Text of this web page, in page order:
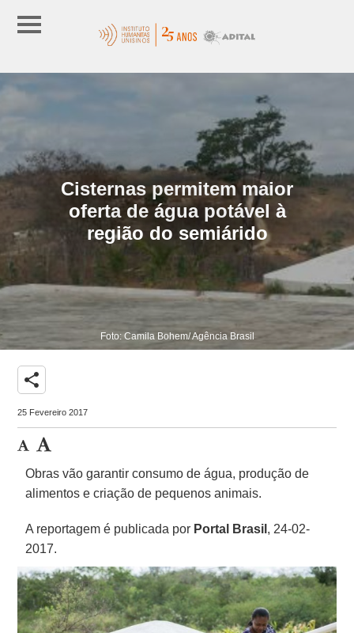
Cisternas permitem maior
oferta de água potável à
região do semiárido
Foto: Camila Bohem/ Agência Brasil
share
25 Fevereiro 2017
Obras vão garantir consumo de água, produção de
alimentos e criação de pequenos animais.
A reportagem é publicada por Portal Brasil , 24-02-
2017.